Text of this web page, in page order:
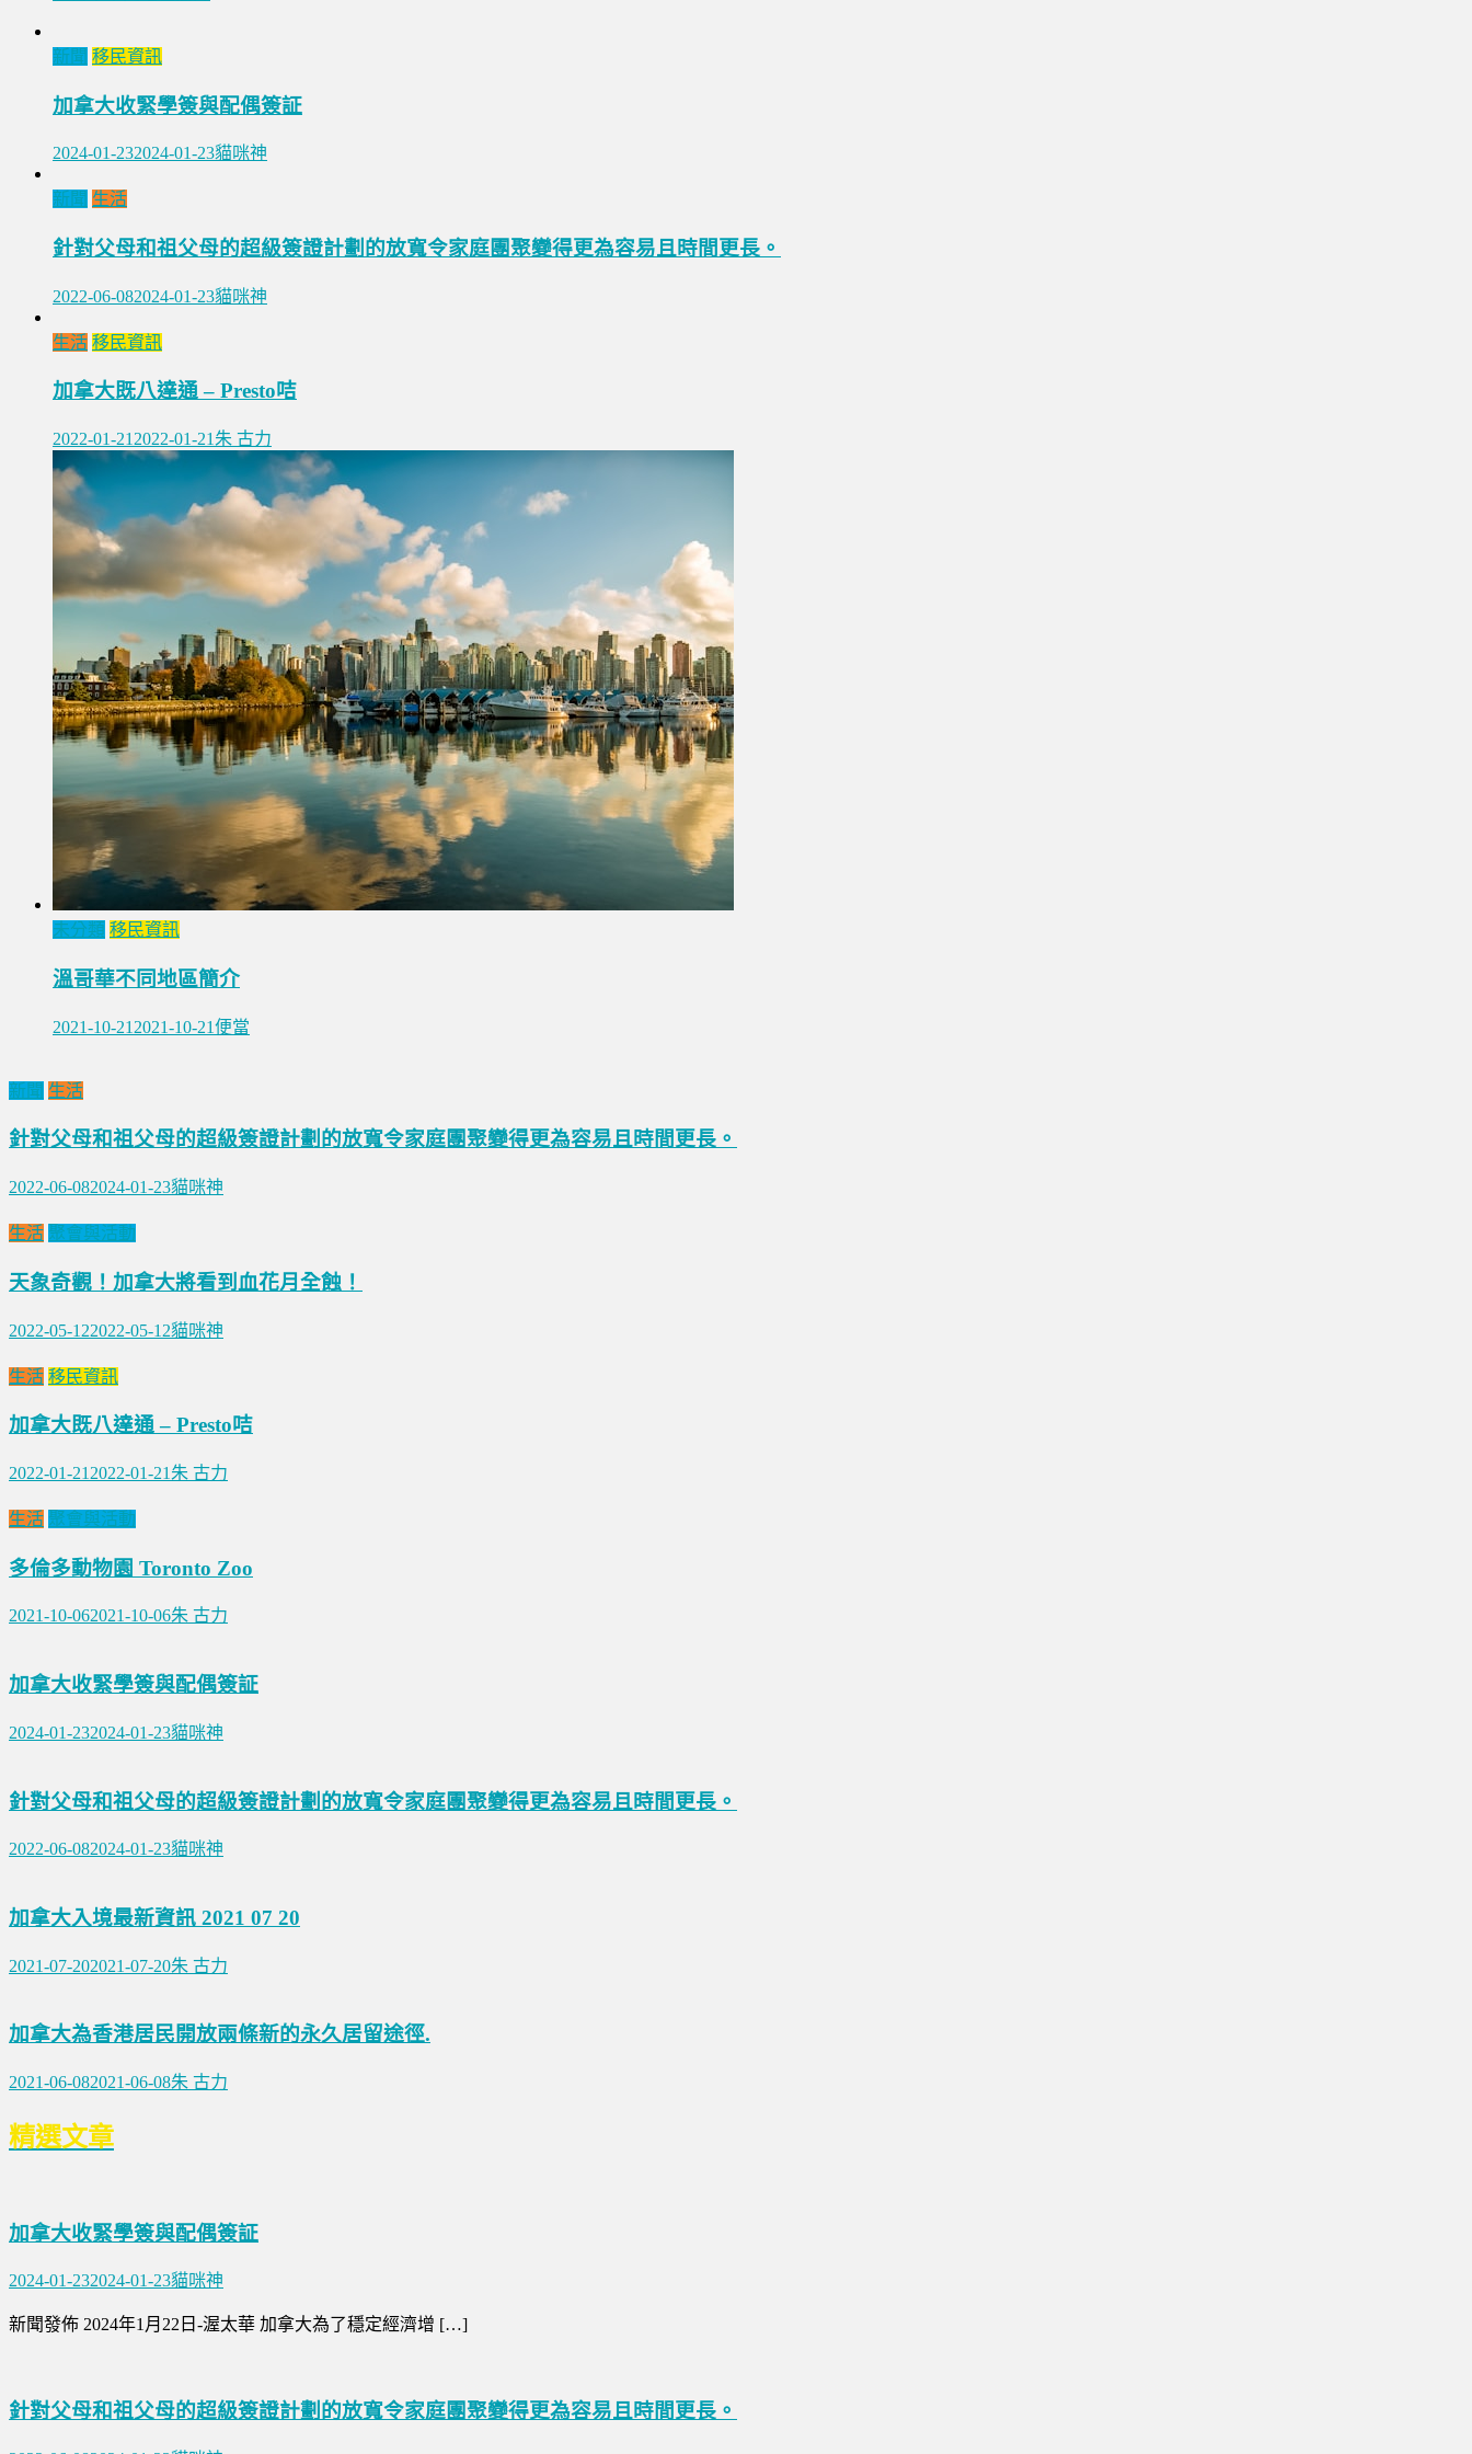
新聞 移民資訊
加拿大收緊學簽與配偶簽証
2024-01-232024-01-23貓咪神
新聞 生活
針對父母和祖父母的超級簽證計劃的放寬令家庭團聚變得更為容易且時間更長。
2022-06-082024-01-23貓咪神
生活 移民資訊
加拿大既八達通 – Presto咭
2022-01-21 2022-01-21 朱 古力
未分類 移民資訊
溫哥華不同地區簡介
2021-10-21 2021-10-21便當
新聞 生活
針對父母和祖父母的超級簽證計劃的放寬令家庭團聚變得更為容易且時間更長。
2022-06-082024-01-23貓咪神
生活 聚會與活動
天象奇觀！加拿大將看到血花月全蝕！
2022-05-122022-05-12貓咪神
生活 移民資訊
加拿大既八達通 – Presto咭
2022-01-21 2022-01-21 朱 古力
生活 聚會與活動
多倫多動物園 Toronto Zoo
2021-10-062021-10-06朱 古力
加拿大收緊學簽與配偶簽証
2024-01-232024-01-23貓咪神
針對父母和祖父母的超級簽證計劃的放寬令家庭團聚變得更為容易且時間更長。
2022-06-082024-01-23貓咪神
加拿大入境最新資訊 2021 07 20
2021-07-202021-07-20朱 古力
加拿大為香港居民開放兩條新的永久居留途徑.
2021-06-082021-06-08朱 古力
精選文章
加拿大收緊學簽與配偶簽証
2024-01-232024-01-23貓咪神
新聞發佈 2024年1月22日-渥太華 加拿大為了穩定經濟增 […]
針對父母和祖父母的超級簽證計劃的放寬令家庭團聚變得更為容易且時間更長。